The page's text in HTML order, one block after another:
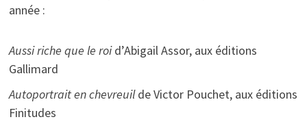
année :
Aussi riche que le roid’Abigail Assor, aux éditions
Gallimard
Autoportrait en chevreuilde Victor Pouchet, aux éditions
Finitudes